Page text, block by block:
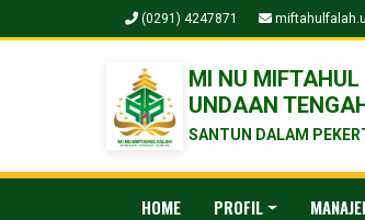
(0291) 4247871
MI NU MIFTAHUL
UNDAAN
SANTUN DALAM
HOME PROFIL